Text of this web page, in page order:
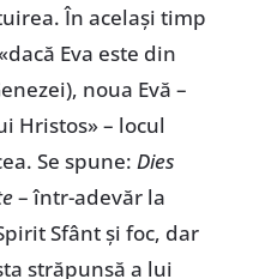
În acelaşi timp
Eva este din
noua Evă –
Hristos» – locul
Se spune: Dies
– într-adevăr la
Sfânt şi foc, dar
străpunsă a lui